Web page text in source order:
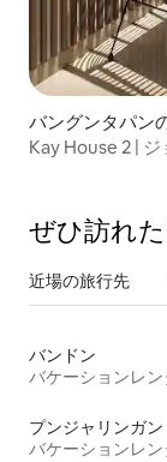
バングンタパン
Kay House 2 |
ぜひ訪⁠れ⁠
近場の旅行先
バンドン
バケーションレ
プンジャリンガン
バケーションレ